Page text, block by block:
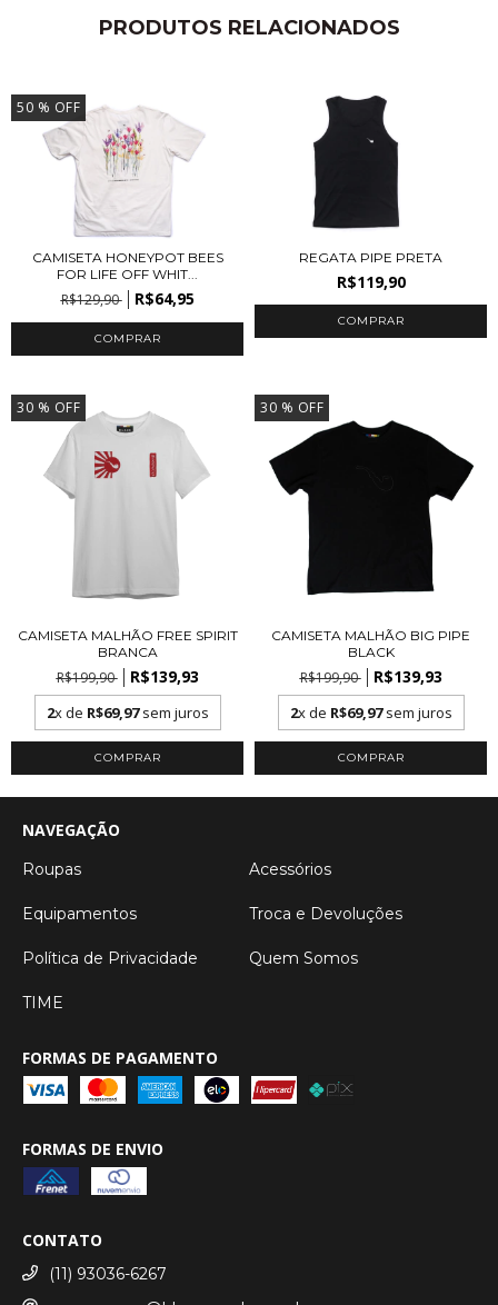
PRODUTOS RELACIONADOS
50 % OFF
CAMISETA HONEYPOT BEES
FOR LIFE OFF WHIT...
R$129,90 R$64,95
COMPRAR
REGATA PIPE PRETA
R$119,90
COMPRAR
30 % OFF
CAMISETA MALHÃO FREE SPIRIT
BRANCA
R$199,90 R$139,93
2x de R$69,97sem juros
COMPRAR
30 % OFF
CAMISETA MALHÃO BIG PIPE
BLACK
R$199,90 R$139,93
2x de R$69,97sem juros
COMPRAR
NAVEGAÇÃO
Roupas Acessórios
Equipamentos Troca e Devoluções
Política de Privacidade Quem Somos
TIME
FORMAS DE PAGAMENTO
FORMAS DE ENVIO
CONTATO
(11) 93036-6267